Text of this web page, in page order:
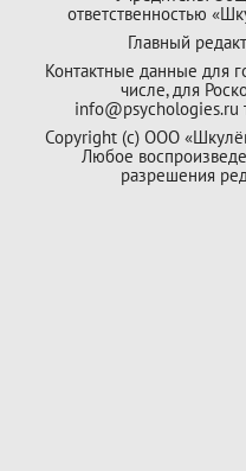
ответственностью
Главный
Контактные данные для
числе, для
info@psychologies.ru
Copyright (с) ООО
Любое
разрешения